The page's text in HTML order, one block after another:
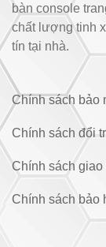
bàn console
chất lượng tinh
tín tại nhà.
Chính sách bảo
Chính sách đổi
Chính sách giao
Chính sách bảo